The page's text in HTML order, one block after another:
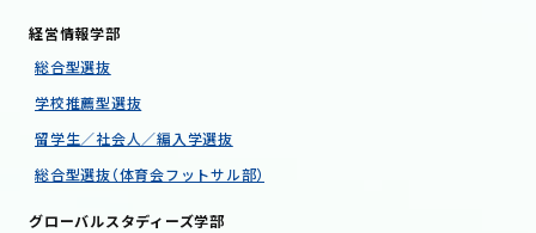
経営情報学部
総合型選抜
学校推薦型選抜
留学生／社会人／編入学選抜
総合型選抜（体育会フットサル部）
グローバルスタディーズ学部